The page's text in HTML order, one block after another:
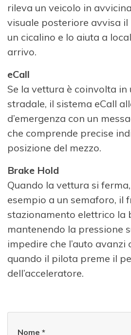
rileva un veicolo in
visuale posteriore avvisa
un cicalino e lo aiuta a
arrivo.
eCall
Se la vettura è coinvolta in
stradale, il sistema eCall
d’emergenza con un
che comprende precise
posizione del mezzo.
Brake Hold
Quando la vettura si
esempio a un semaforo, il
stazionamento elettrico la
mantenendo la pressione
impedire che l’auto
quando il pilota preme il
dell’acceleratore.
Nome *